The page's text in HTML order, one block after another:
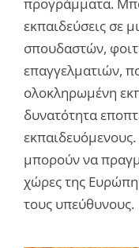
εκπαιδεύσεις σε
σπουδαστών,
επαγγελματιών,
ολοκληρωμένη
δυνατότητα
μπορούν να
χώρες της
τους υπεύθυνους.